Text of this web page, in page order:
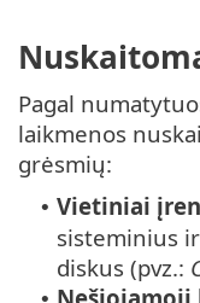
Pagal
laikmenos
grėsmių:
• Vietiniai
sisteminius
diskus (pvz.: